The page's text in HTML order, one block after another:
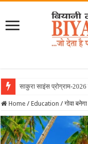
साकुरा साइंस प्रोग्राम-2026
Home / Education / गोवा